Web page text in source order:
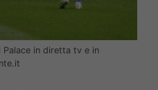
in diretta tv e in